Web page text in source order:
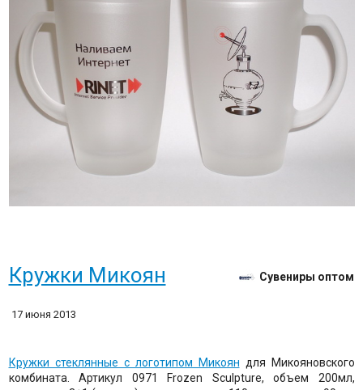
Кружки Микоян Сувениры оптом
17 июня 2013
Кружки стеклянные с логотипом Микоян для Микояновского
комбината. Артикул 0971 Frozen Sculpture, объем 200мл,